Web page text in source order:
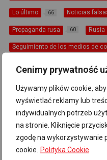
Cenimy prywatność
Używamy plików cookie,
wyświetlać reklamy lub
indywidualnych potrzeb
na stronie. Kliknięcie
zgodę na wykorzystywanie
cookie.
Polityka Cookie
Lo último 66 Noticias
Propaganda rusa 60 Rusia
Seguimiento de los medios de